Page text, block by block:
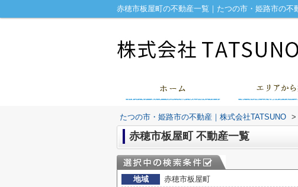
赤穂市板屋町の不動産一覧｜たつの市・姫路市の不
たつの市・姫路市の不動産｜株式会社TATSUNO >
赤穂市板屋町 不動産一覧
地域
赤穂市板屋町